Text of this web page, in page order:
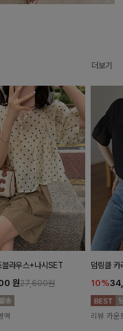
더보기
블라우스+나시SET
원27,600원
역
덤링클 카
10%
리뷰 카운